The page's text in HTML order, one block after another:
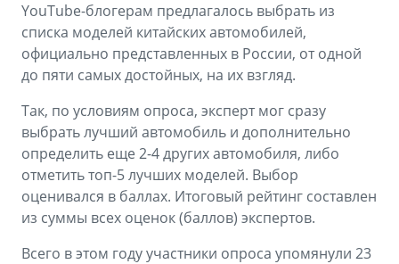
PREFACE
от 3 079 990 ₽*
GEELY EX5
от 3 769 990 ₽*
Расчет КАСКО
Страхование
Гарантия Geely
Сервисная книжка
YouTube-блогерам предлагалось выбрать из
списка моделей китайских автомобилей,
официально представленных в России, от одной
до пяти самых достойных, на их взгляд.
Так, по условиям опроса, эксперт мог сразу
выбрать лучший автомобиль и дополнительно
определить еще 2-4 других автомобиля, либо
отметить топ-5 лучших моделей. Выбор
оценивался в баллах. Итоговый рейтинг составлен
из суммы всех оценок (баллов) экспертов.
Всего в этом году участники опроса упомянули 23